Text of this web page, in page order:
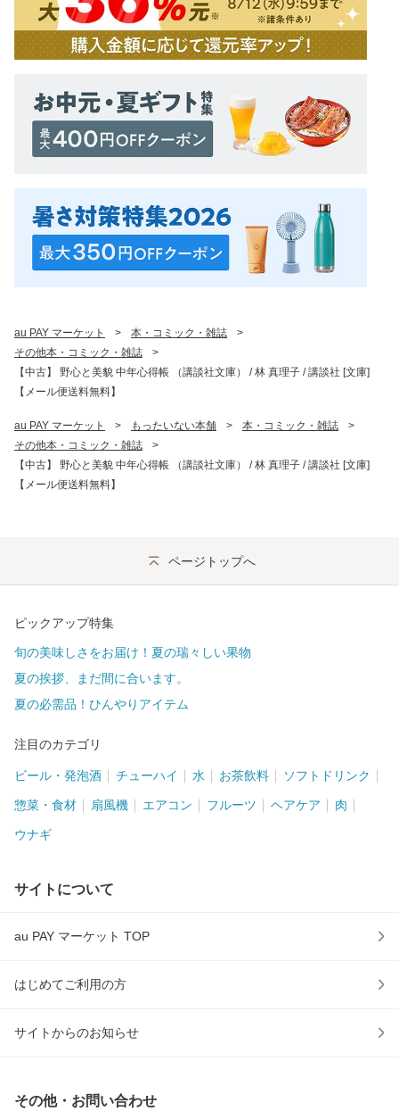
au PAY マーケット > 本・コミック・雑誌
>
その他本・コミック・雑誌
>
【中古】 野心と美貌 中年心得帳 （講談社文庫） / 林 真理子 / 講談社 [文庫]
【メール便送料無料】
au PAY マーケット > もったいない本舗 > 本・コミック・雑誌
>
その他本・コミック・雑誌
>
【中古】 野心と美貌 中年心得帳 （講談社文庫） / 林 真理子 / 講談社 [文庫]
【メール便送料無料】
ページトップへ
ピックアップ特集
旬の美味しさをお届け！夏の瑞々しい果物
夏の挨拶、まだ間に合います。
夏の必需品！ひんやりアイテム
注目のカテゴリ
ビール・発泡酒 チューハイ 水 お茶飲料 ソフトドリンク
惣菜・食材 扇風機 エアコン フルーツ ヘアケア 肉
ウナギ
サイトについて
au PAY マーケット TOP
はじめてご利用の方
サイトからのお知らせ
その他・お問い合わせ